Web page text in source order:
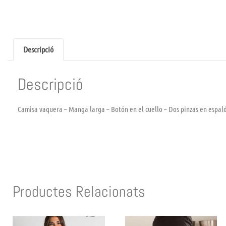
Descripció
Descripció
Camisa vaquera – Manga larga – Botón en el cuello – Dos pinzas en
Productes Relacionats